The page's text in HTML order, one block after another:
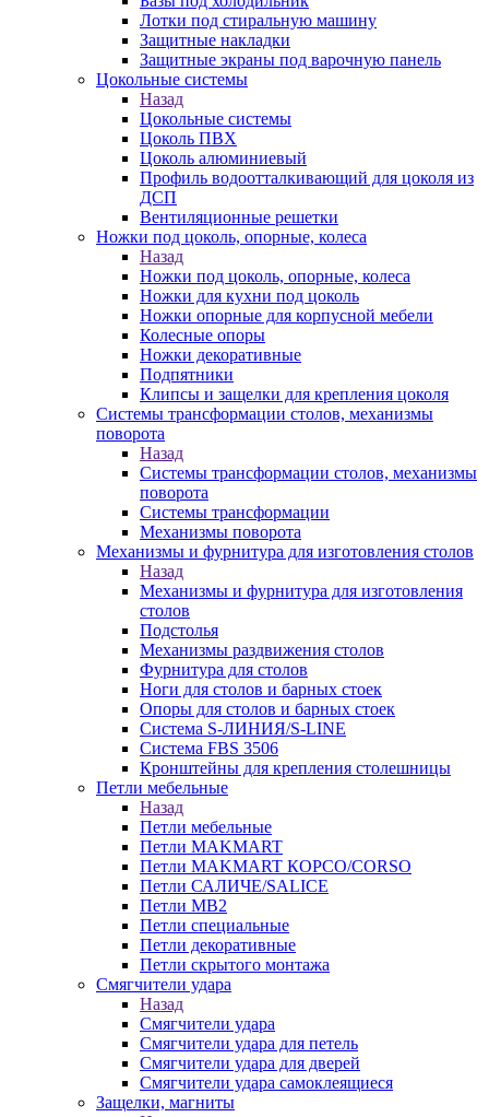
Лотки под стиральную машину
Защитные накладки
Защитные экраны под варочную панель
Цокольные системы
Назад
Цокольные системы
Цоколь ПВХ
Цоколь алюминиевый
Профиль водоотталкивающий для цоколя из
ДСП
Вентиляционные решетки
Ножки под цоколь, опорные, колеса
Назад
Ножки под цоколь, опорные, колеса
Ножки для кухни под цоколь
Ножки опорные для корпусной мебели
Колесные опоры
Ножки декоративные
Подпятники
Клипсы и защелки для крепления цоколя
Системы трансформации столов, механизмы
поворота
Назад
Системы трансформации столов, механизмы
поворота
Системы трансформации
Механизмы поворота
Механизмы и фурнитура для изготовления столов
Назад
Механизмы и фурнитура для изготовления
столов
Подстолья
Механизмы раздвижения столов
Фурнитура для столов
Ноги для столов и барных стоек
Опоры для столов и барных стоек
Система S-ЛИНИЯ/S-LINE
Система FBS 3506
Кронштейны для крепления столешницы
Петли мебельные
Назад
Петли мебельные
Петли MAKMART
Петли MAKMART КОРСО/CORSO
Петли САЛИЧЕ/SALICE
Петли MB2
Петли специальные
Петли декоративные
Петли скрытого монтажа
Смягчители удара
Назад
Смягчители удара
Смягчители удара для петель
Смягчители удара для дверей
Cмягчители удара самоклеящиеся
Защелки, магниты